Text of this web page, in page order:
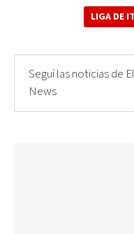
LIGA DE
Seguí las noticias de
News